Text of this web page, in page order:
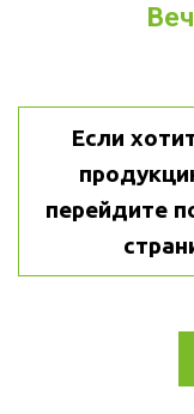
Если
перейдите